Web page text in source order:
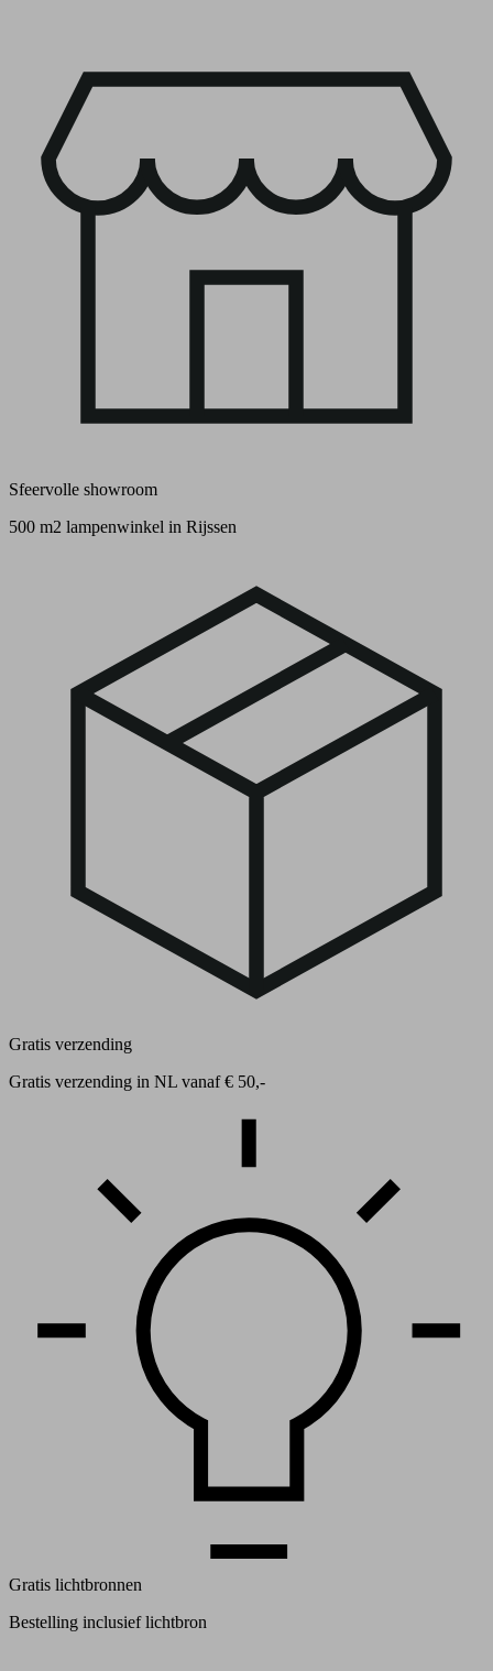
Sfeervolle showroom
500 m2 lampenwinkel in Rijssen
Gratis verzending
Gratis verzending in NL vanaf € 50,-
Gratis lichtbronnen
Bestelling inclusief lichtbron